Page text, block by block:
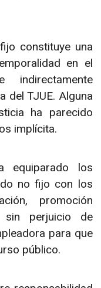
constituye una
en el
del TJUE. Alguna
ha parecido
implícita.
equiparado los
no fijo con los
promoción
sin perjuicio de
para que
público.